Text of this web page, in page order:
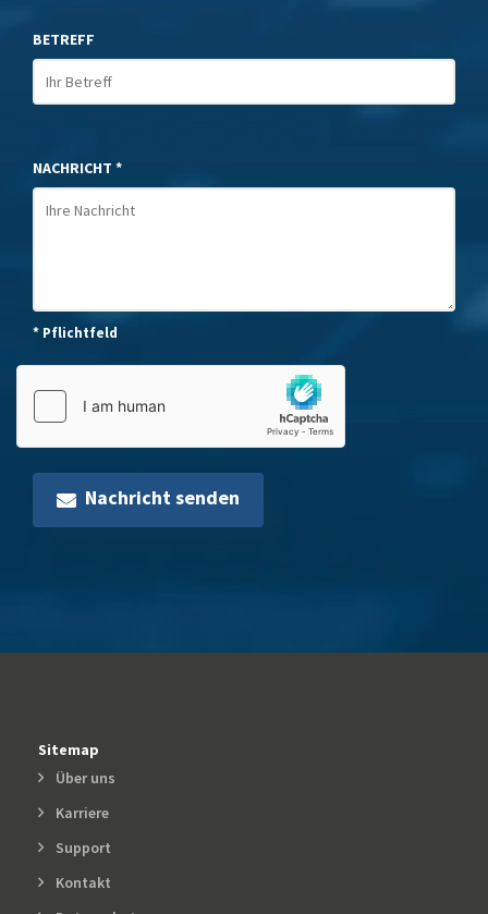
BETREFF
NACHRICHT *
* Pflichtfeld
Nachricht senden
Sitemap
Über uns
Karriere
Support
Kontakt